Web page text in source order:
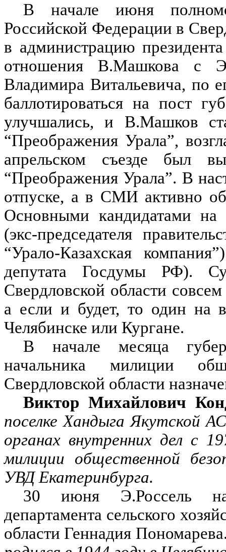
В начале июня
Российской Федерации в
в администрацию
отношения В.Машкова с
Владимира Витальевича, по
баллотироваться на пост
улучшались, и В.Машков
“Преображения Урала”,
апрельском съезде был
“Преображения Урала”. В
отпуске, а в СМИ активно
Основными кандидатами на
(экс-председателя
“Урало-Казахская
депутата Госдумы РФ).
Свердловской области
а если и будет, то один на
Челябинске или Кургане.
В начале месяца
начальника милиции
Свердловской области
Виктор Михайлович
поселке Хандыга Якутской
органах внутренних дел с
милиции общественной
УВД Екатеринбурга.
30 июня Э.Россель
департамента сельского
области Геннадия